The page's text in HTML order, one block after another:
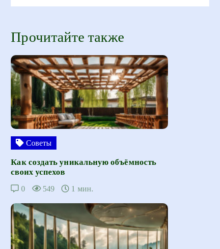
Прочитайте также
Советы
Как создать уникальную объёмность
своих успехов
0 549 1 мин.